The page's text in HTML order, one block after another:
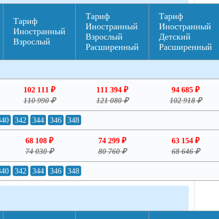
Тариф
Иностранный
Взрослый
Тариф
Иностранный
Взрослый
Расширенный
Тариф
Иностранный
Детский
Расширенный
102 111 ₽
110 990 ₽
111 394 ₽
121 080 ₽
94 685 ₽
102 918 ₽
342 344 346 348
68 108 ₽
74 030 ₽
74 299 ₽
80 760 ₽
63 154 ₽
68 646 ₽
342 344 346 348